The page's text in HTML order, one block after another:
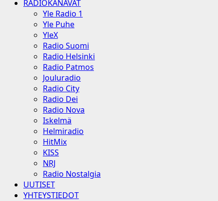
RADIOKANAVAT
Yle Radio 1
Yle Puhe
YleX
Radio Suomi
Radio Helsinki
Radio Patmos
Jouluradio
Radio City
Radio Dei
Radio Nova
Iskelmä
Helmiradio
HitMix
KISS
NRJ
Radio Nostalgia
UUTISET
YHTEYSTIEDOT